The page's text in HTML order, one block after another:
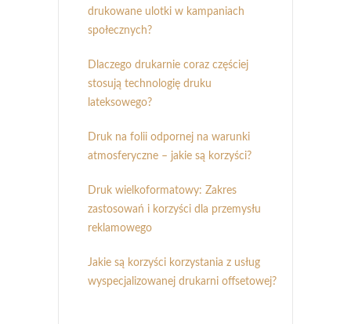
drukowane ulotki w kampaniach
społecznych?
Dlaczego drukarnie coraz częściej
stosują technologię druku
lateksowego?
Druk na folii odpornej na warunki
atmosferyczne – jakie są korzyści?
Druk wielkoformatowy: Zakres
zastosowań i korzyści dla przemysłu
reklamowego
Jakie są korzyści korzystania z usług
wyspecjalizowanej drukarni offsetowej?